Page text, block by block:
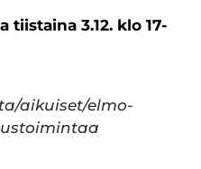
tiistaina 3.12. klo 17-
aikuiset/elmo-